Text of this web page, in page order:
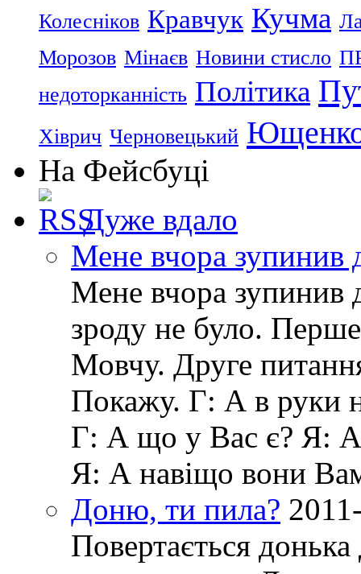
Колесніков Кравчук Кучма
Морозов Мінаєв Новини стисло
недоторканність Політика
Хіврич Черновецький
На Фейсбуці
Дуже вдало
Мене вчора зупинив
Мене вчора зупинив
зроду не було.
Мовчу. Друге
Покажу. Г: А в руки
Г: А що у Вас є? Я:
Я: А навіщо вони
Доню, ти пила?
Повертається